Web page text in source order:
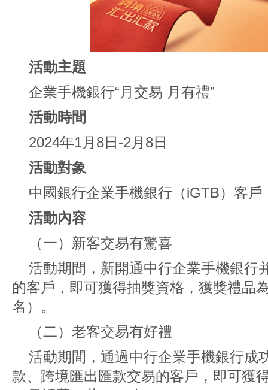
活動主題
企業手機銀行“月交易 月有禮”
活動時間
2024年1月8日-2月8日
活動對象
中國銀行企業手機銀行（iGTB）客戶
活動內容
（一）新客交易有驚喜
活動期間，新開通中行企業手機銀行
的客戶，即可獲得抽獎資格，獲獎禮品
名）。
（二）老客交易有好禮
活動期間，通過中行企業手機銀行成
款、跨境匯出匯款交易的客戶，即可獲